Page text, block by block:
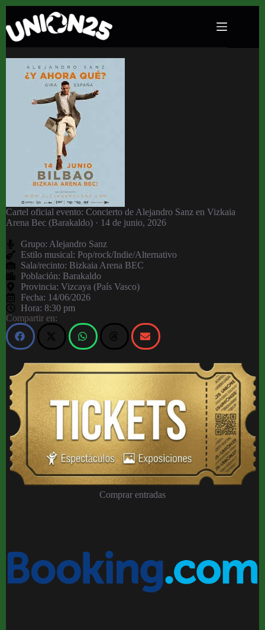
Concierto de Alejandro Sanz en Vizkaia Arena
Bec (Barakaldo) · 14 de junio, 2026
Cartel oficial evento: Concierto de Alejandro Sanz en Vizkaia
Arena Bec (Barakaldo) · 14 de junio, 2026
Grupo: Alejandro Sanz
Estilo musical: Pop/rock/Indie/Alternativo
Sala/recinto: Bizkaia Arena BEC
Población: Barakaldo
Provincia: Vizcaya (País Vasco)
Fecha: 14/06/2026
Hora: 8:30 pm
Compartir en:
Comprar entradas